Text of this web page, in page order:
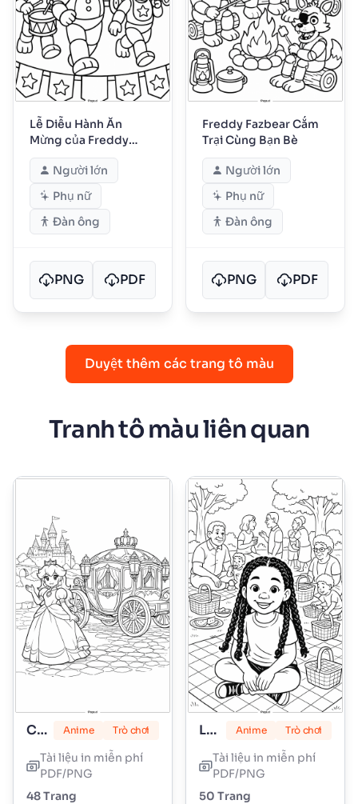
Lễ Diễu Hành Ăn
Mừng của Freddy
Fazbear
Người lớn
Phụ nữ
Đàn ông
PNG PDF
Freddy Fazbear Cắm
Trại Cùng Bạn Bè
Người lớn
Phụ nữ
Đàn ông
PNG PDF
Duyệt thêm các trang tô màu
Tranh tô màu liên quan
Công chúa Peach Anime Trò chơi
Tài liệu in miễn phí
PDF/PNG
48 Trang
Lily Love Braids Anime Trò chơi
Tài liệu in miễn phí
PDF/PNG
50 Trang